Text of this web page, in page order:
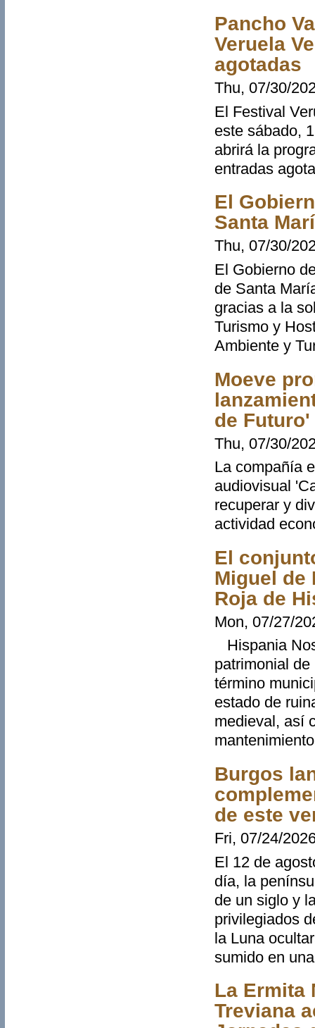
Pancho
Veruela
agotadas
Thu, 07/30/
El Festival
este sábado,
abrirá la
entradas
El
Santa
Thu, 07/30/
El Gobierno
de Santa
gracias a la
Turismo y
Ambiente y
Moeve
de Futuro'
Thu, 07/30/
La compañía
audiovisual
recuperar y
actividad
El
Miguel de
Roja de
Mon, 07/27/
Hispania
patrimonial
término
estado de
medieval, así
Burgos
de este
Fri, 07/24/
El 12 de
día, la
de un siglo y
privilegiados
la Luna
sumido en
La Ermita
Treviana